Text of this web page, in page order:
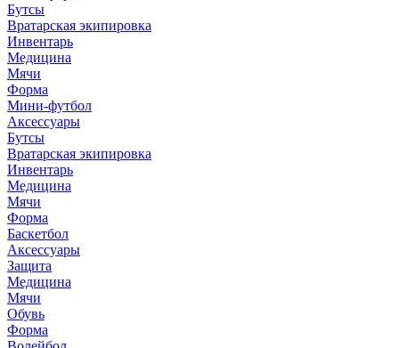
Бутсы
Вратарская экипировка
Инвентарь
Медицина
Мячи
Форма
Мини-футбол
Аксессуары
Бутсы
Вратарская экипировка
Инвентарь
Медицина
Мячи
Форма
Баскетбол
Аксессуары
Защита
Медицина
Мячи
Обувь
Форма